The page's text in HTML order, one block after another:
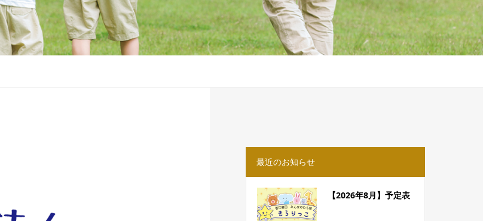
最近のお知らせ
【2026年8月】予定表